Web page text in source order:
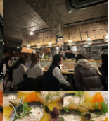
決算賞与
職場です。
れます。
経営視点も学べま
間と一緒にホスピタ